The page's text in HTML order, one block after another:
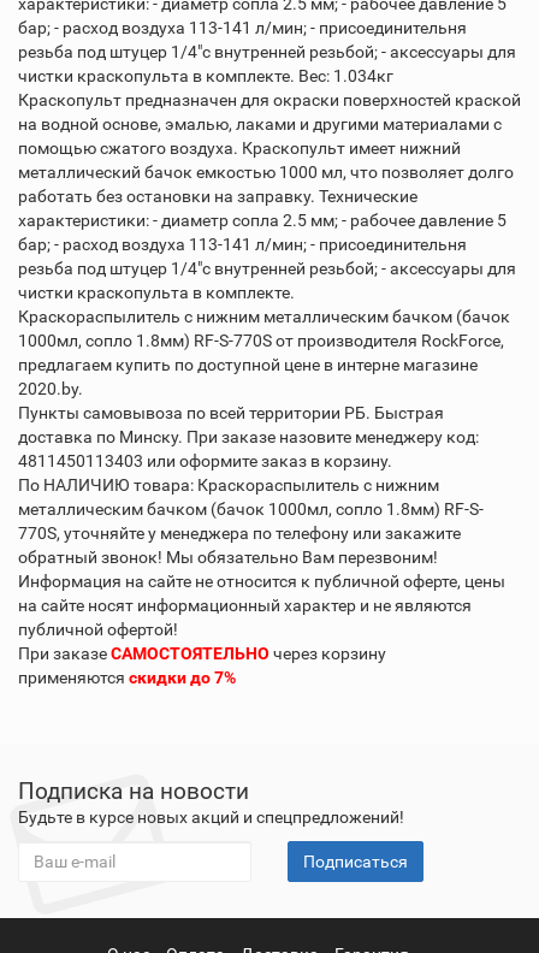
бар; - расход воздуха 113-141 л/мин; - присоединительня
резьба под штуцер 1/4"с внутренней резьбой; - аксессуары для
чистки краскопульта в комплекте. Вес: 1.034кг
Краскопульт предназначен для окраски поверхностей краской
на водной основе, эмалью, лаками и другими материалами с
помощью сжатого воздуха. Краскопульт имеет нижний
металлический бачок емкостью 1000 мл, что позволяет долго
работать без остановки на заправку. Технические
характеристики: - диаметр сопла 2.5 мм; - рабочее давление 5
бар; - расход воздуха 113-141 л/мин; - присоединительня
резьба под штуцер 1/4"с внутренней резьбой; - аксессуары для
чистки краскопульта в комплекте.
Краскораспылитель с нижним металлическим бачком (бачок
1000мл, сопло 1.8мм) RF-S-770S от производителя RockForce,
предлагаем купить по доступной цене в интерне магазине
2020.by.
Пункты самовывоза по всей территории РБ. Быстрая
доставка по Минску. При заказе назовите менеджеру код:
4811450113403 или оформите заказ в корзину.
По НАЛИЧИЮ товара: Краскораспылитель с нижним
металлическим бачком (бачок 1000мл, сопло 1.8мм) RF-S-
770S, уточняйте у менеджера по телефону или закажите
обратный звонок! Мы обязательно Вам перезвоним!
Информация на сайте не относится к публичной оферте, цены
на сайте носят информационный характер и не являются
публичной офертой!
При заказеСАМОСТОЯТЕЛЬНО через корзину
применяются скидки до 7%
Подписка на новости
Будьте в курсе новых акций и спецпредложений!
Подписаться